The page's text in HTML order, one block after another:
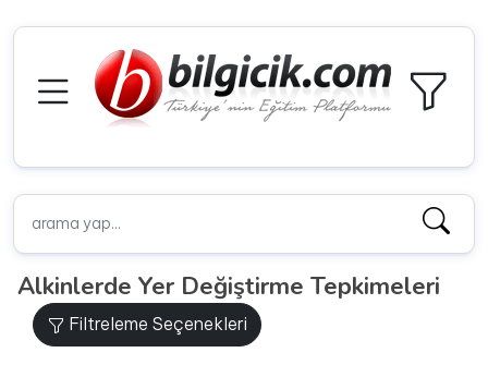
Alkinlerde Yer Değiştirme Tepkimeleri
Filtreleme Seçenekleri